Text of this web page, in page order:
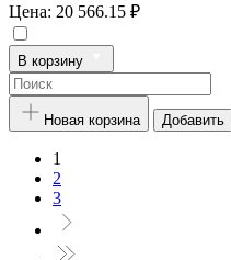
Цена: 20 566.15 ₽
В корзину
Новая корзина Добавить
1
2
3